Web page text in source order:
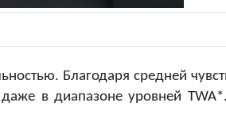
Благодаря средней
даже в диапазоне уровней